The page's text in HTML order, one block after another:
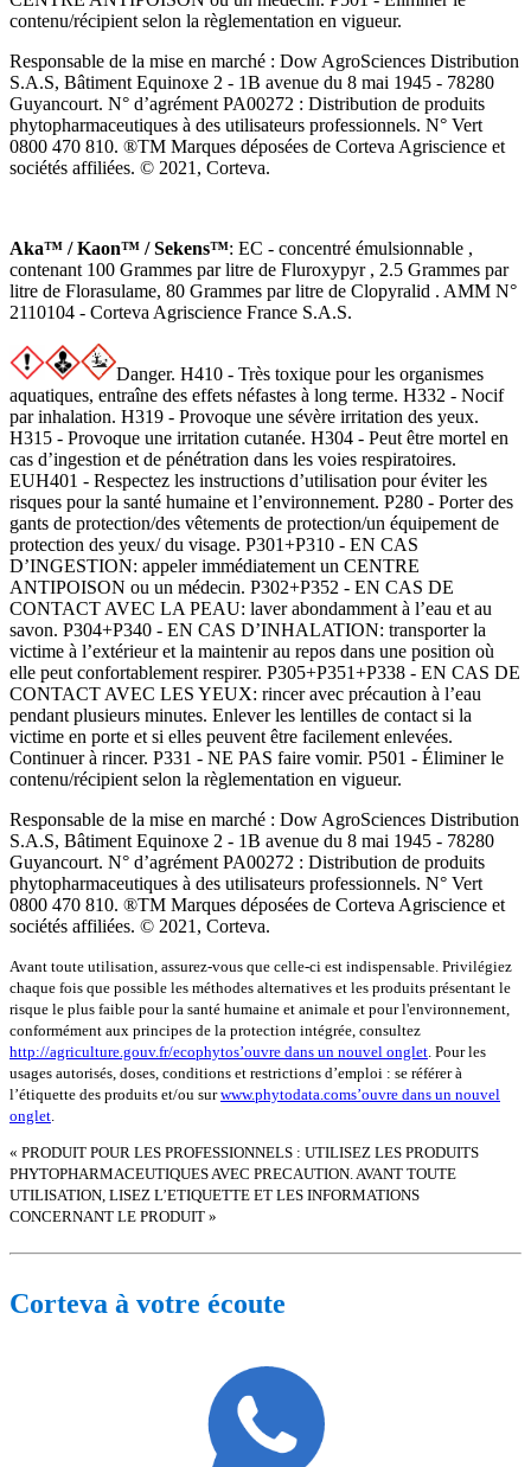
contenu/récipient selon la règlementation en vigueur.
Responsable de la mise en marché : Dow AgroSciences Distribution
S.A.S, Bâtiment Equinoxe 2 - 1B avenue du 8 mai 1945 - 78280
Guyancourt. N° d’agrément PA00272 : Distribution de produits
phytopharmaceutiques à des utilisateurs professionnels. N° Vert
0800 470 810. ®TM Marques déposées de Corteva Agriscience et
sociétés affiliées. © 2021, Corteva.
Aka™ / Kaon™ / Sekens™: EC - concentré émulsionnable ,
contenant 100 Grammes par litre de Fluroxypyr , 2.5 Grammes par
litre de Florasulame, 80 Grammes par litre de Clopyralid . AMM N°
2110104 - Corteva Agriscience France S.A.S.
Danger. H410 - Très toxique pour les organismes
aquatiques, entraîne des effets néfastes à long terme. H332 - Nocif
par inhalation. H319 - Provoque une sévère irritation des yeux.
H315 - Provoque une irritation cutanée. H304 - Peut être mortel en
cas d’ingestion et de pénétration dans les voies respiratoires.
EUH401 - Respectez les instructions d’utilisation pour éviter les
risques pour la santé humaine et l’environnement. P280 - Porter des
gants de protection/des vêtements de protection/un équipement de
protection des yeux/ du visage. P301+P310 - EN CAS
D’INGESTION: appeler immédiatement un CENTRE
ANTIPOISON ou un médecin. P302+P352 - EN CAS DE
CONTACT AVEC LA PEAU: laver abondamment à l’eau et au
savon. P304+P340 - EN CAS D’INHALATION: transporter la
victime à l’extérieur et la maintenir au repos dans une position où
elle peut confortablement respirer. P305+P351+P338 - EN CAS DE
CONTACT AVEC LES YEUX: rincer avec précaution à l’eau
pendant plusieurs minutes. Enlever les lentilles de contact si la
victime en porte et si elles peuvent être facilement enlevées.
Continuer à rincer. P331 - NE PAS faire vomir. P501 - Éliminer le
contenu/récipient selon la règlementation en vigueur.
Responsable de la mise en marché : Dow AgroSciences Distribution
S.A.S, Bâtiment Equinoxe 2 - 1B avenue du 8 mai 1945 - 78280
Guyancourt. N° d’agrément PA00272 : Distribution de produits
phytopharmaceutiques à des utilisateurs professionnels. N° Vert
0800 470 810. ®TM Marques déposées de Corteva Agriscience et
sociétés affiliées. © 2021, Corteva.
Avant toute utilisation, assurez-vous que celle-ci est indispensable. Privilégiez
chaque fois que possible les méthodes alternatives et les produits présentant le
risque le plus faible pour la santé humaine et animale et pour l'environnement,
conformément aux principes de la protection intégrée, consultez
http://agriculture.gouv.fr/ecophytos’ouvre dans un nouvel onglet . Pour les
usages autorisés, doses, conditions et restrictions d’emploi : se référer à
l’étiquette des produits et/ou surwww.phytodata.coms’ouvre dans un nouvel
onglet
« PRODUIT POUR LES PROFESSIONNELS : UTILISEZ LES PRODUITS
PHYTOPHARMACEUTIQUES AVEC PRECAUTION. AVANT TOUTE
UTILISATION, LISEZ L’ETIQUETTE ET LES INFORMATIONS
CONCERNANT LE PRODUIT »
Corteva à votre écoute